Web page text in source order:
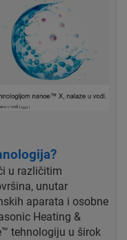
u različitim
unutar
aparata i osobne
Heating &
tehnologiju u širok